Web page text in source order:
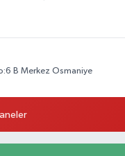
B Merkez Osmaniye